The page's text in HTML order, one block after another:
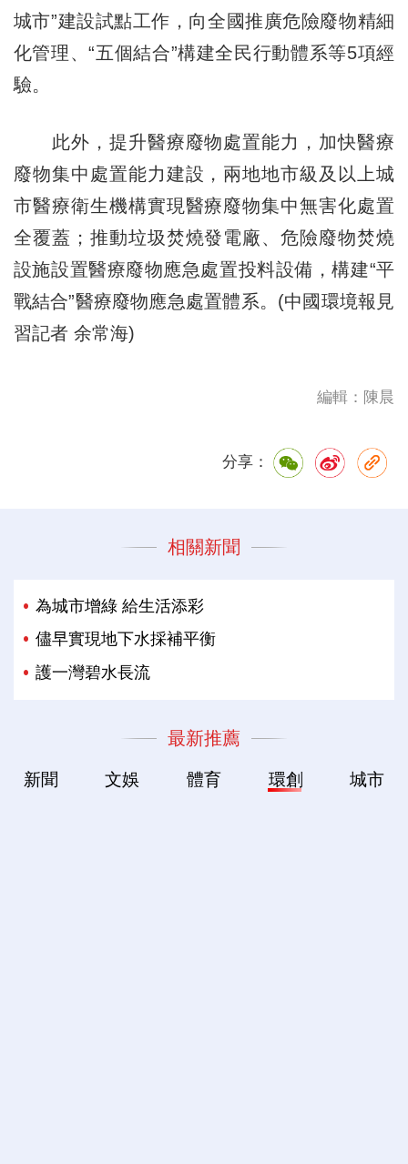
城市”建設試點工作，向全國推廣危險廢物精細
化管理、“五個結合”構建全民行動體系等5項經
驗。
此外，提升醫療廢物處置能力，加快醫療
廢物集中處置能力建設，兩地地市級及以上城
市醫療衛生機構實現醫療廢物集中無害化處置
全覆蓋；推動垃圾焚燒發電廠、危險廢物焚燒
設施設置醫療廢物應急處置投料設備，構建“平
戰結合”醫療廢物應急處置體系。(中國環境報見
習記者 余常海)
編輯：陳晨
分享：
相關新聞
為城市增綠 給生活添彩
儘早實現地下水採補平衡
護一灣碧水長流
最新推薦
新聞 文娛 體育 環創 城市